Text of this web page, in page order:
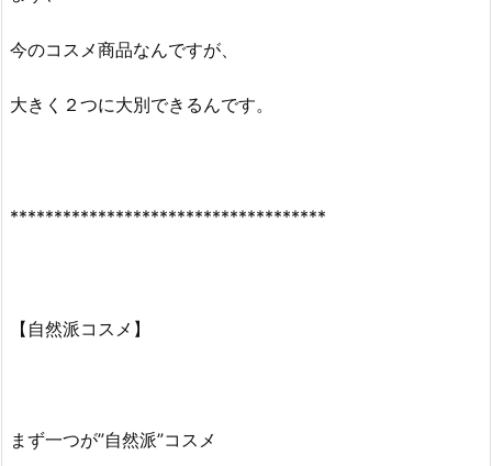
今のコスメ商品なんですが、
大きく２つに大別できるんです。
************************************
【自然派コスメ】
まず一つが”自然派”コスメ